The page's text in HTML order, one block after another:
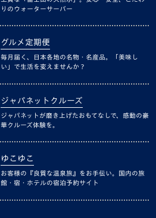
りのウォーターサーバー
グルメ定期便
毎月届く、日本各地の名物・名産品。「美味し
い」で生活を変えませんか？
ジャパネットクルーズ
ジャパネットが磨き上げたおもてなしで、感動の豪
華クルーズ体験を。
ゆこゆこ
お客様の『良質な温泉旅』をお手伝い。国内の旅
館・宿・ホテルの宿泊予約サイト